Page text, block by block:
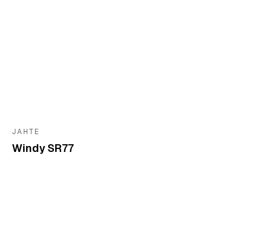
JAHTE
Windy SR77